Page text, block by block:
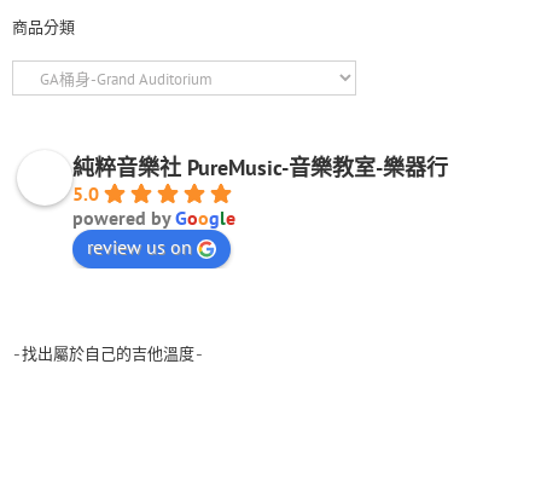
商品分類
純粹音樂社 PureMusic-音樂教室-樂器行
5.0
powered byGoogle
review us on
-找出屬於自己的吉他溫度-